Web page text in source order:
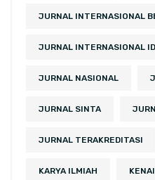
JURNAL INTERNASIONAL
JURNAL INTERNASIONAL
JURNAL NASIONAL
JURNAL SINTA
JURNAL TERAKREDITASI
KARYA ILMIAH